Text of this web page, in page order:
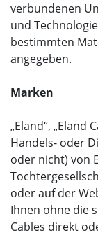
verbundenen
und
bestimmten
angegeben.
Marken
„Eland“, „Eland
Handels- oder
oder nicht) von
oder auf der
Ihnen ohne die
Cables direkt